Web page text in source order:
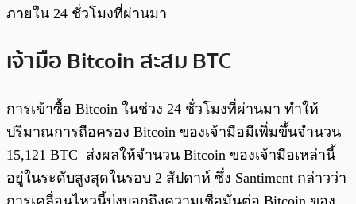
ภายใน 24 ชั่วโมงที่ผ่านมา
เจ้ามือ Bitcoin สะสม BTC
การเข้าซื้อ Bitcoin ในช่วง 24 ชั่วโมงที่ผ่านมา ทำให้
ปริมาณการถือครอง Bitcoin ของเจ้ามือมีเพิ่มขึ้นจำนวน
15,121 BTC ส่งผลให้จำนวน Bitcoin ของเจ้ามือเหล่านี้
อยู่ในระดับสูงสุดในรอบ 2 สัปดาห์ ซึ่ง Santiment กล่าวว่า
การเคลื่อนไหวนี้บ่งบอกถึงความเชื่อมั่นต่อ Bitcoin ของ